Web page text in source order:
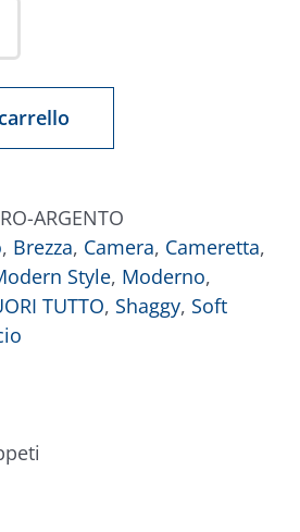
ARGENTO
, Brezza, Camera, Cameretta,
Style, Moderno,
TUTTO, Shaggy, Soft